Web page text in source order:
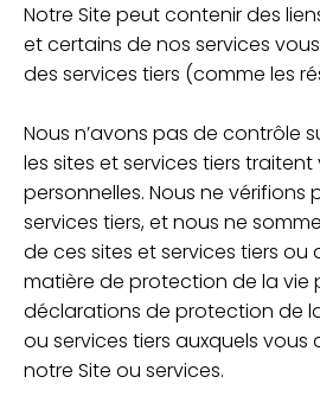
Notre Site peut contenir des
et certains de nos services
des services tiers (comme les
Nous n’avons pas de contrôle
les sites et services tiers
personnelles. Nous ne vérifions
services tiers, et nous ne
de ces sites et services tiers ou
matière de protection de la vie
déclarations de protection de
ou services tiers auxquels
notre Site ou services.